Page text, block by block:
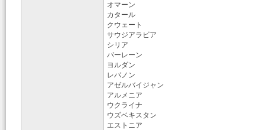
オマーン
カタール
クウェート
サウジアラビア
シリア
バーレーン
ヨルダン
レバノン
アゼルバイジャン
アルメニア
ウクライナ
ウズベキスタン
エストニア